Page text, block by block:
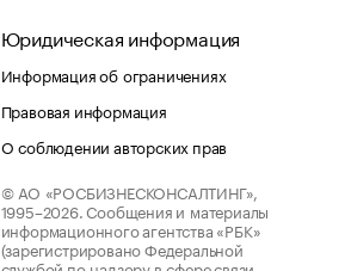
Юридическая информация
Информация об ограничениях
Правовая информация
О соблюдении авторских прав
© АО «РОСБИЗНЕСКОНСАЛТИНГ»,
1995–2026. Сообщения и материалы
информационного агентства «РБК»
(зарегистрировано Федеральной